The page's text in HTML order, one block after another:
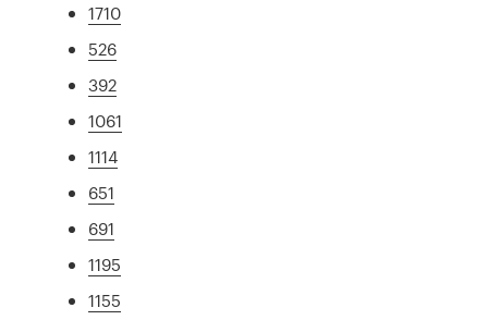
1710
526
392
1061
1114
651
691
1195
1155